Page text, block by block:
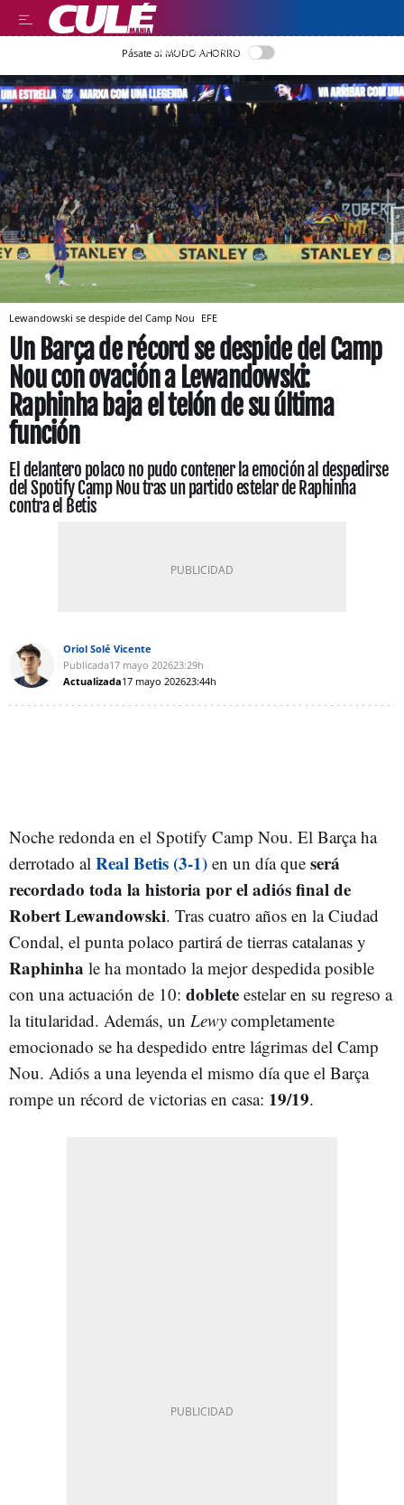
LLEGIR EN CATALÀ
Pásate al MODO AHORRO
Lewandowski se despide del Camp Nou EFE
Un Barça de récord se despide del Camp
Nou con ovación a Lewandowski:
Raphinha baja el telón de su última
función
El delantero polaco no pudo contener la emoción al despedirse
del Spotify Camp Nou tras un partido estelar de Raphinha
contra el Betis
Oriol Solé Vicente
Publicada17 mayo 202623:29h
Actualizada17 mayo 202623:44h
Noche redonda en el Spotify Camp Nou. El Barça ha
derrotado al Real Betis (3-1) en un día que será
recordado toda la historia por el adiós final de
Robert Lewandowski. Tras cuatro años en la Ciudad
Condal, el punta polaco partirá de tierras catalanas y
Raphinha le ha montado la mejor despedida posible
con una actuación de 10: doblete estelar en su regreso a
la titularidad. Además, un Lewy completamente
emocionado se ha despedido entre lágrimas del Camp
Nou. Adiós a una leyenda el mismo día que el Barça
rompe un récord de victorias en casa: 19/19.